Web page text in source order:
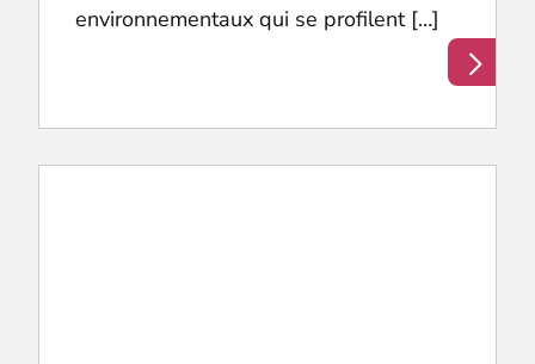
environnementaux qui se profilent […]